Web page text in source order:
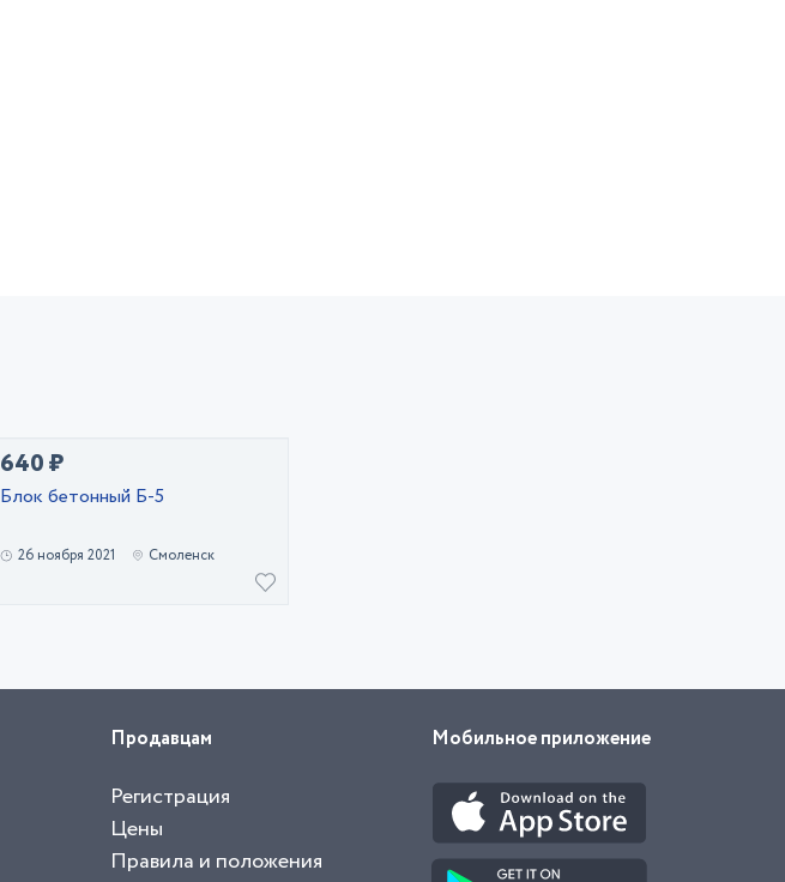
640 ₽
Блок бетонный Б-5
26 ноября 2021 Смоленск
Продавцам
Регистрация
Цены
Правила и положения
Мобильное приложение